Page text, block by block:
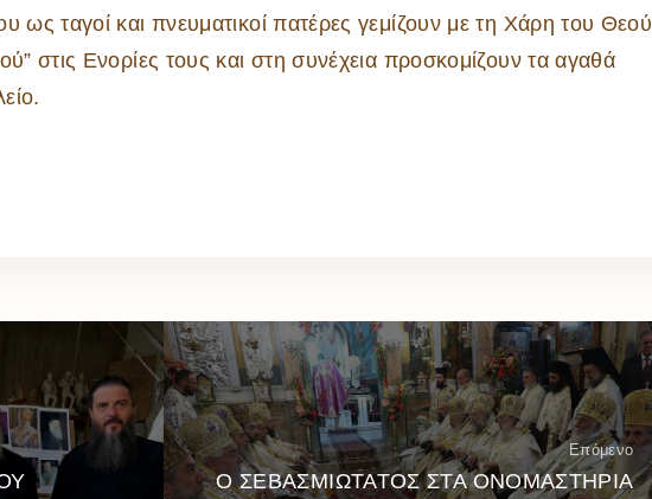
ως ταγοί και πνευματικοί πατέρες γεμίζουν με τη Χάρη του Θεού
στις Ενορίες τους και στη συνέχεια προσκομίζουν τα αγαθά
Επόμενο
Ο ΣΕΒΑΣΜΙΩΤΑΤΟΣ ΣΤΑ ΟΝΟΜΑΣΤΗΡΙΑ